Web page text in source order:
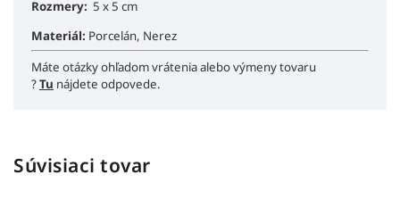
Rozmery: 5 x 5 cm
Materiál: Porcelán, Nerez
Máte otázky ohľadom vrátenia alebo výmeny tovaru
?Tu nájdete odpovede.
Súvisiaci tovar